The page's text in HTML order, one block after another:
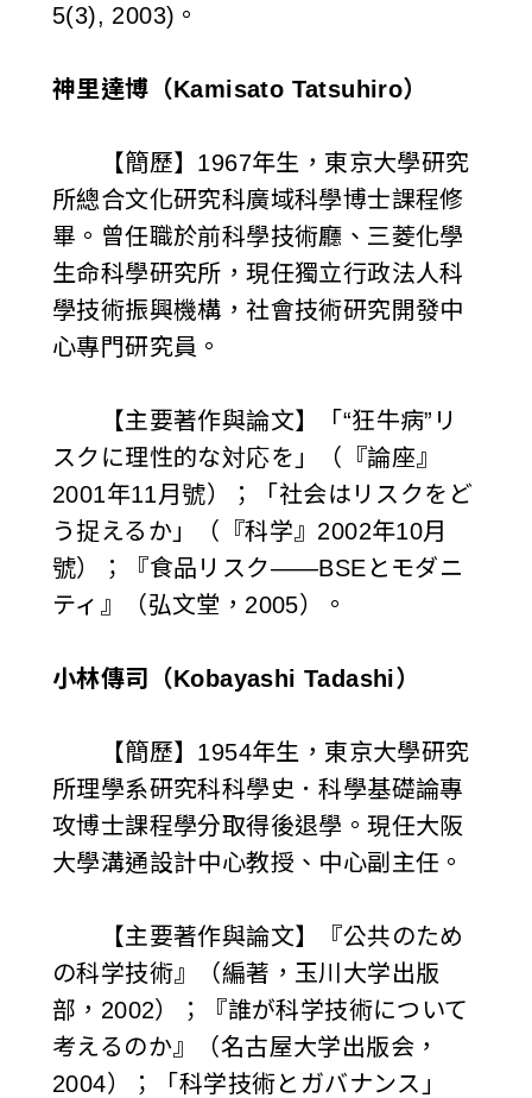
5(3), 2003)。
神里達博（Kamisato Tatsuhiro）
【簡歷】1967年生，東京大學研究
所總合文化研究科廣域科學博士課程修
畢。曾任職於前科學技術廳、三菱化學
生命科學研究所，現任獨立行政法人科
學技術振興機構，社會技術研究開發中
心專門研究員。
【主要著作與論文】「“狂牛病”リ
スクに理性的な対応を」（『論座』
2001年11月號）；「社会はリスクをど
う捉えるか」（『科学』2002年10月
號）；『食品リスク——BSEとモダニ
ティ』（弘文堂，2005）。
小林傳司（Kobayashi Tadashi）
【簡歷】1954年生，東京大學研究
所理學系研究科科學史．科學基礎論專
攻博士課程學分取得後退學。現任大阪
大學溝通設計中心教授、中心副主任。
【主要著作與論文】『公共のため
の科学技術』（編著，玉川大学出版
部，2002）；『誰が科学技術について
考えるのか』（名古屋大学出版会，
2004）；「科学技術とガバナンス」